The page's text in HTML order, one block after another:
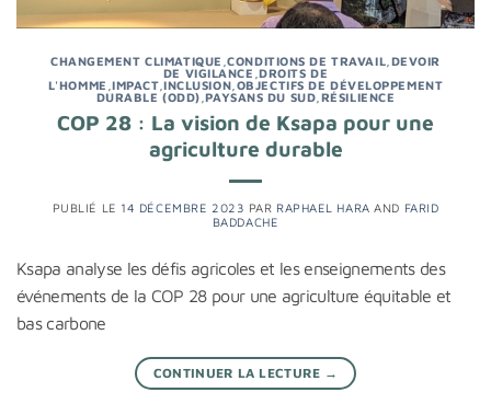
CHANGEMENT CLIMATIQUE ,CONDITIONS DE TRAVAIL DEVOIR
DE VIGILANCE ,DROITS DE
L'HOMME ,IMPACT,INCLUSION OBJECTIFS DE DÉVELOPPEMENT
DURABLE (ODD) ,PAYSANS DU SUD RÉSILIENCE
COP 28 : La vision de Ksapa pour une
agriculture durable
PUBLIÉ LE 14 DÉCEMBRE 2023 PAR RAPHAEL HARA AND FARID
BADDACHE
Ksapa analyse les défis agricoles et les enseignements des
événements de la COP 28 pour une agriculture équitable et
bas carbone
CONTINUER LA LECTURE →